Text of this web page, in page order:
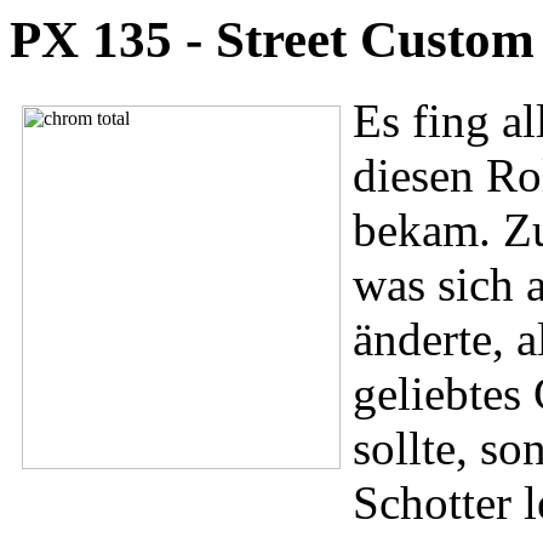
PX 135 - Street Custom
Es fing
diesen
bekam.
was sich
änderte,
geliebtes
sollte,
Schotter